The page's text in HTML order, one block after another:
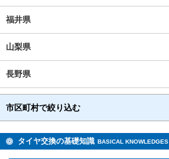
福井県
山梨県
長野県
市区町村で絞り込む
タイヤ交換の基礎知識 BASICAL KNOWLEDGES